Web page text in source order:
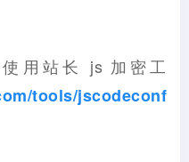
用站长 js 加密工
tools/jscodeconf